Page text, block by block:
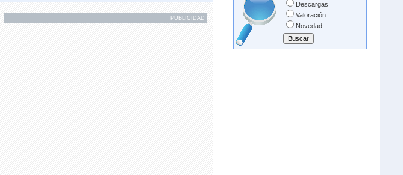
PUBLICIDAD
Descargas
Valoración
Novedad